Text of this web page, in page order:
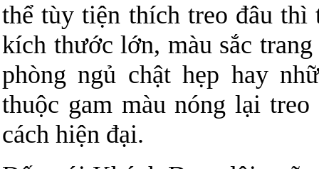
thể tùy tiện thích treo đâu thì
kích thước lớn, màu sắc
phòng ngủ chật hẹp hay
thuộc gam màu nóng lại
cách hiện đại.